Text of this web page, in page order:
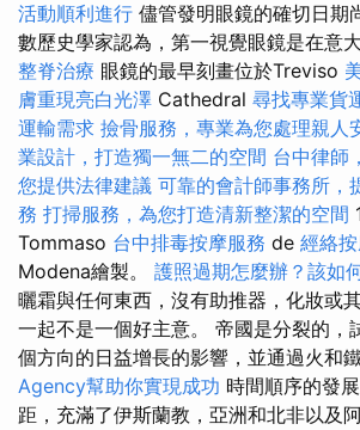
活動順利進行 儘管發明眼鏡的確切日期
數歷史學家認為，第一視覺眼鏡是在意
整脊治療 眼鏡的最早刻畫位於Treviso
膚重現亮白光澤 Cathedral 尋找專業貨
運輸需求 撿骨服務，專業為您處理親人
業設計，打造獨一無二的空間 台中律師
您提供法律建議 可靠的會計師事務所，
務 打掃服務，為您打造清新整潔的空間
Tommaso 台中排毒按摩服務 de 經絡
Modena繪製。 護照過期怎麼辦？該如
曬霜與任何東西，沒有助推器，化妝或
一起不是一個好主意。 帝國是分裂的，
個方向的日益增長的影響，並通過火和
Agency幫助你實現成功 時間順序的發
距，充滿了伊斯蘭教，亞洲和北非以及